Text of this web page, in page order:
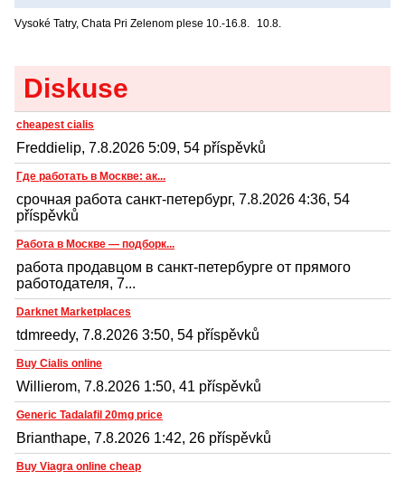
Vysoké Tatry, Chata Pri Zelenom plese 10.-16.8. 10.8.
Diskuse
cheapest cialis
Freddielip, 7.8.2026 5:09, 54 příspěvků
Где работать в Москве: ак...
срочная работа санкт-петербург, 7.8.2026 4:36, 54
příspěvků
Работа в Москве — подборк...
работа продавцом в санкт-петербурге от прямого
работодателя, 7...
Darknet Marketplaces
tdmreedy, 7.8.2026 3:50, 54 příspěvků
Buy Cialis online
Willierom, 7.8.2026 1:50, 41 příspěvků
Generic Tadalafil 20mg price
Brianthape, 7.8.2026 1:42, 26 příspěvků
Buy Viagra online cheap